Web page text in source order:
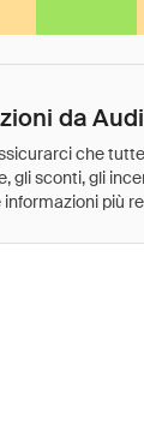
da
che
gli sconti, gli
più